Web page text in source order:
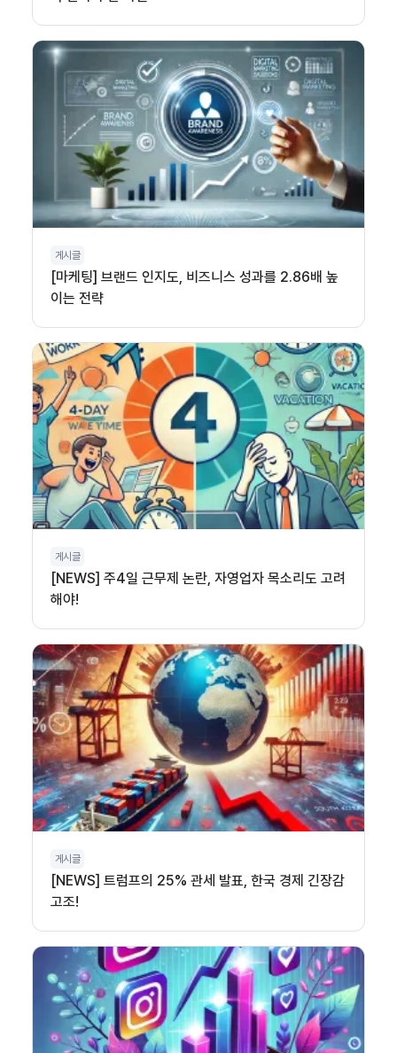
게시글
[마케팅] 브랜드 인지도, 비즈니스 성과를 2.86배 높
이는 전략
게시글
[NEWS] 주4일 근무제 논란, 자영업자 목소리도 고려
해야!
게시글
[NEWS] 트럼프의 25% 관세 발표, 한국 경제 긴장감
고조!